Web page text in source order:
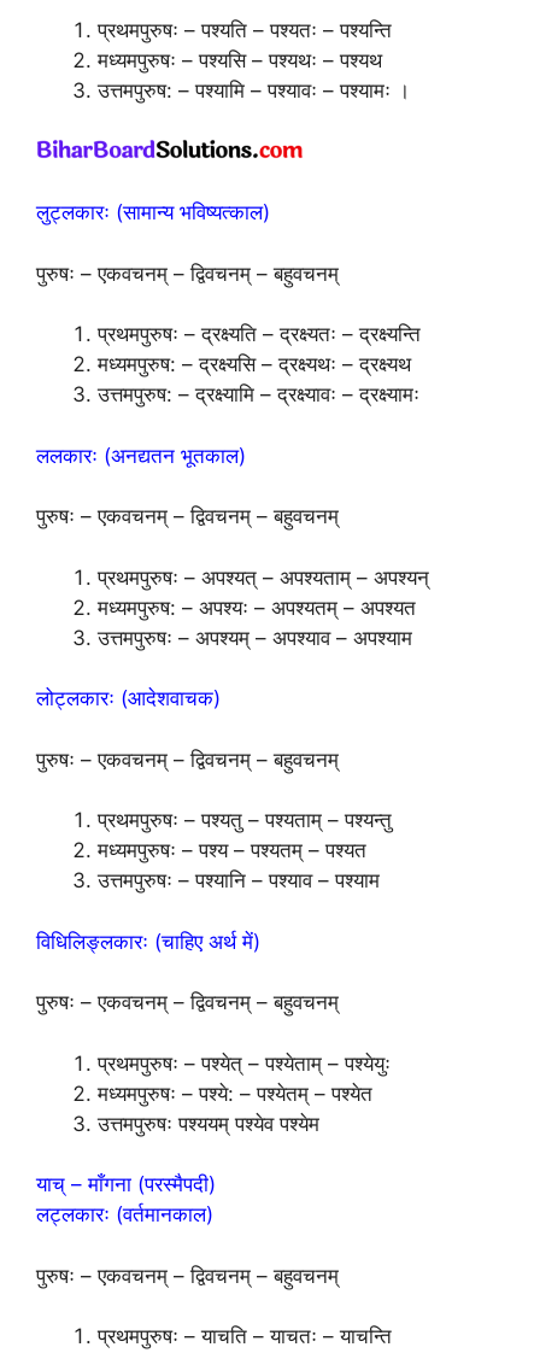
प्रथमपुरुषः – पश्यति – पश्यतः – पश्यन्ति
मध्यमपुरुषः – पश्यसि – पश्यथः – पश्यथ
उत्तमपुरुष: – पश्यामि – पश्यावः – पश्यामः ।
लुट्लकारः (सामान्य भविष्यत्काल)
पुरुषः – एकवचनम् – द्विवचनम् – बहुवचनम्
प्रथमपुरुषः – द्रक्ष्यति – द्रक्ष्यतः – द्रक्ष्यन्ति
मध्यमपुरुष: – द्रक्ष्यसि – द्रक्ष्यथः – द्रक्ष्यथ
उत्तमपुरुष: – द्रक्ष्यामि – द्रक्ष्यावः – द्रक्ष्यामः
ललकारः (अनद्यतन भूतकाल)
पुरुषः – एकवचनम् – द्विवचनम् – बहुवचनम्
प्रथमपुरुषः – अपश्यत् – अपश्यताम् – अपश्यन्
मध्यमपुरुष: – अपश्यः – अपश्यतम् – अपश्यत
उत्तमपुरुषः – अपश्यम् – अपश्याव – अपश्याम
लोट्लकारः (आदेशवाचक)
पुरुषः – एकवचनम् – द्विवचनम् – बहुवचनम्
प्रथमपुरुषः – पश्यतु – पश्यताम् – पश्यन्तु
मध्यमपुरुषः – पश्य – पश्यतम् – पश्यत
उत्तमपुरुषः – पश्यानि – पश्याव – पश्याम
विधिलिङ्लकारः (चाहिए अर्थ में)
पुरुषः – एकवचनम् – द्विवचनम् – बहुवचनम्
प्रथमपुरुषः – पश्येत् – पश्येताम् – पश्येयुः
मध्यमपुरुषः – पश्ये: – पश्येतम् – पश्येत
उत्तमपुरुषः पश्ययम् पश्येव पश्येम
याच् – माँगना (परस्मैपदी)
लट्लकारः (वर्तमानकाल)
पुरुषः – एकवचनम् – द्विवचनम् – बहुवचनम्
प्रथमपुरुषः – याचति – याचतः – याचन्ति